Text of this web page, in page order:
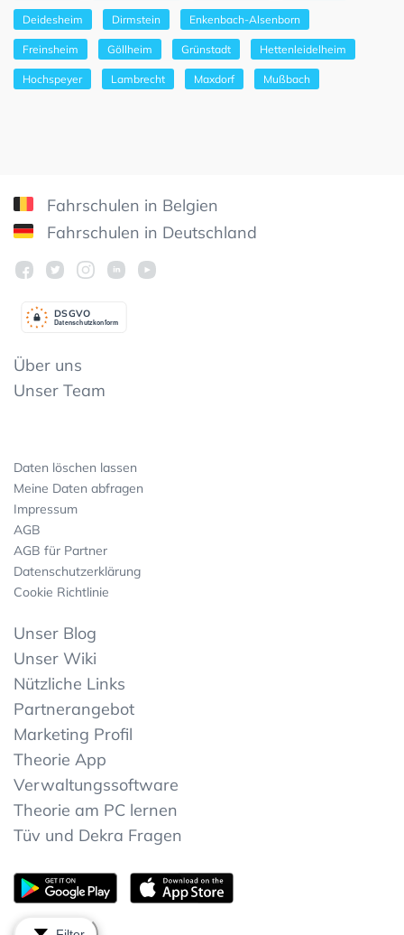
Deidesheim Dirmstein Enkenbach-Alsenborn
Freinsheim Göllheim Grünstadt Hettenleidelheim
Hochspeyer Lambrecht Maxdorf Mußbach
Fahrschulen in Belgien
Fahrschulen in Deutschland
Datenschutzkonform
DSGVO
Über uns
Unser Team
Daten löschen lassen
Meine Daten abfragen
Impressum
AGB
AGB für Partner
Datenschutzerklärung
Cookie Richtlinie
Unser Blog
Unser Wiki
Nützliche Links
Partnerangebot
Marketing Profil
Theorie App
Verwaltungssoftware
Theorie am PC lernen
Tüv und Dekra Fragen